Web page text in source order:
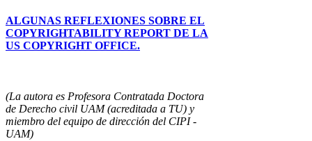
ALGUNAS REFLEXIONES SOBRE EL
COPYRIGHTABILITY REPORT DE LA
US COPYRIGHT OFFICE.
(La autora es Profesora Contratada Doctora
de Derecho civil UAM (acreditada a TU) y
miembro del equipo de dirección del CIPI -
UAM)